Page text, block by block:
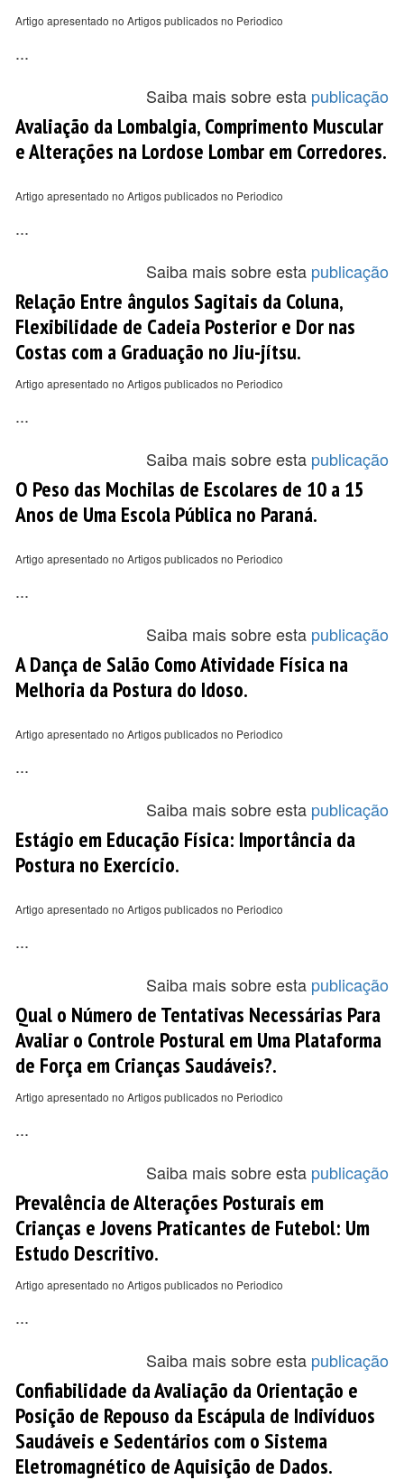
Artigo apresentado no Artigos publicados no Periodico
...
Saiba mais sobre esta publicação
Avaliação da Lombalgia, Comprimento Muscular
e Alterações na Lordose Lombar em Corredores.
Artigo apresentado no Artigos publicados no Periodico
...
Saiba mais sobre esta publicação
Relação Entre ângulos Sagitais da Coluna,
Flexibilidade de Cadeia Posterior e Dor nas
Costas com a Graduação no Jiu-jítsu.
Artigo apresentado no Artigos publicados no Periodico
...
Saiba mais sobre esta publicação
O Peso das Mochilas de Escolares de 10 a 15
Anos de Uma Escola Pública no Paraná.
Artigo apresentado no Artigos publicados no Periodico
...
Saiba mais sobre esta publicação
A Dança de Salão Como Atividade Física na
Melhoria da Postura do Idoso.
Artigo apresentado no Artigos publicados no Periodico
...
Saiba mais sobre esta publicação
Estágio em Educação Física: Importância da
Postura no Exercício.
Artigo apresentado no Artigos publicados no Periodico
...
Saiba mais sobre esta publicação
Qual o Número de Tentativas Necessárias Para
Avaliar o Controle Postural em Uma Plataforma
de Força em Crianças Saudáveis?.
Artigo apresentado no Artigos publicados no Periodico
...
Saiba mais sobre esta publicação
Prevalência de Alterações Posturais em
Crianças e Jovens Praticantes de Futebol: Um
Estudo Descritivo.
Artigo apresentado no Artigos publicados no Periodico
...
Saiba mais sobre esta publicação
Confiabilidade da Avaliação da Orientação e
Posição de Repouso da Escápula de Indivíduos
Saudáveis e Sedentários com o Sistema
Eletromagnético de Aquisição de Dados.